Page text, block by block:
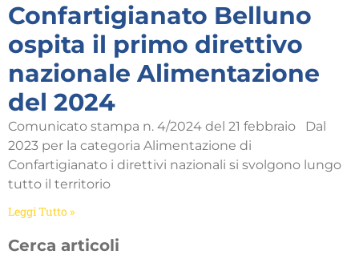
Confartigianato Belluno
ospita il primo direttivo
nazionale Alimentazione
del 2024
Comunicato stampa n. 4/2024 del 21 febbraio Dal
2023 per la categoria Alimentazione di
Confartigianato i direttivi nazionali si svolgono lungo
tutto il territorio
Leggi Tutto »
Cerca articoli